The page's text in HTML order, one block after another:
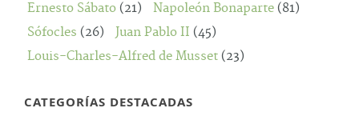
Ernesto Sábato (21) Napoleón Bonaparte (81)
Sófocles (26) Juan Pablo II (45)
Louis-Charles-Alfred de Musset (23)
CATEGORÍAS DESTACADAS